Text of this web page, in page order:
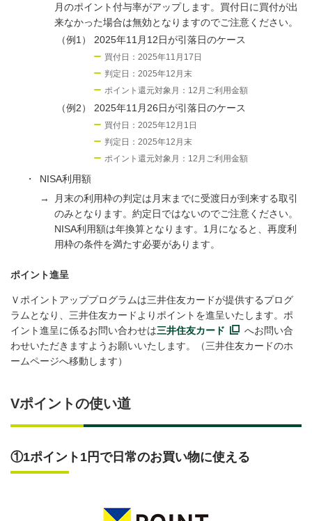
月のポイント付与率がアップします。買付日に買付が出
来なかった場合は無効となりますのでご注意ください。
（例1）
2025年11月12日が引落日のケース
買付日：2025年11月17日
判定日：2025年12月末
ポイント還元対象月：12月ご利用金額
（例2） 2025年11月26日が引落日のケース
買付日：2025年12月1日
判定日：2025年12月末
ポイント還元対象月：12月ご利用金額
・
NISA利用額
→
月末の利用枠の判定は月末までに受渡日が到来する取引
のみとなります。約定日ではないのでご注意ください。
NISA利用額は年換算となります。1月になると、再度利
用枠の条件を満たす必要があります。
ポイント進呈
Ｖポイントアッププログラムは三井住友カードが提供するプログ
ラムとなり、三井住友カードよりポイントを進呈いたします。ポ
イント進呈に係るお問い合わせは三井住友カード
へお問い合
わせいただきますようお願いいたします。（三井住友カードのホ
ームページへ移動します）
Vポイントの使い道
①1ポイント1円で日常のお買い物に使える